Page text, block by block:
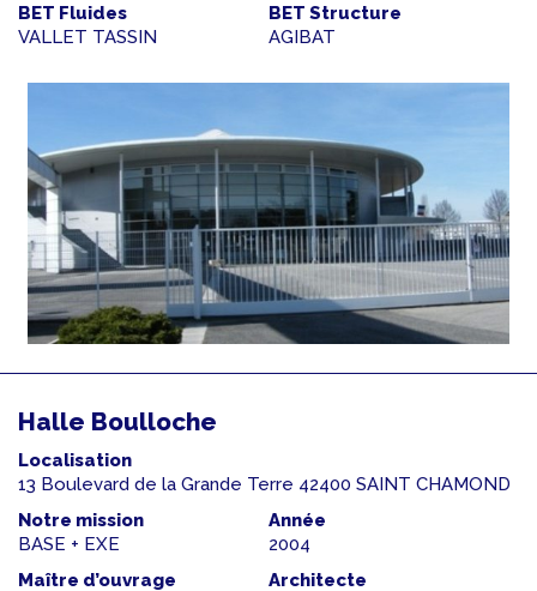
BET Fluides
VALLET TASSIN
BET Structure
AGIBAT
Halle Boulloche
Localisation
13 Boulevard de la Grande Terre 42400 SAINT CHAMOND
Notre mission
BASE + EXE
Année
2004
Maître d’ouvrage
Architecte